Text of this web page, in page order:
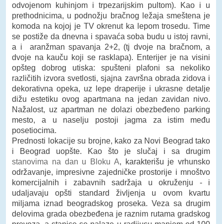
odvojenom kuhinjom i trpezarijskim pultom). Kao i u
prethodnicima, u podnožju bračnog ležaja smeštena je
komoda na kojoj je TV okrenut ka lepom trosedu. Time
se postiže da dnevna i spavaća soba budu u istoj ravni,
a i aranžman spavanja 2+2, (tj dvoje na bračnom, a
dvoje na kauču koji se rasklapa). Enterijer je na visini
opšteg dobrog utiska: spušteni plafoni sa nekoliko
različitih izvora svetlosti, sjajna završna obrada zidova i
dekorativna opeka, uz lepe draperije i ukrasne detalje
dižu estetiku ovog apartmana na jedan zavidan nivo.
Nažalost, uz apartman ne dolazi obezbeđeno parking
mesto, a u naselju postoji jagma za istim među
posetiocima.
Prednosti lokacije su brojne, kako za Novi Beograd tako
i Beograd uopšte. Kao što je slučaj i sa drugim
stanovima na dan u Bloku A, karakterišu je vrhunsko
održavanje, impresivne zajedničke prostorije i mnoštvo
komercijalnih i zabavnih sadržaja u okruženju - i
udaljavaju opšti standard življenja u ovom kvartu
miljama iznad beogradskog proseka. Veza sa drugim
delovima grada obezbeđena je raznim rutama gradskog